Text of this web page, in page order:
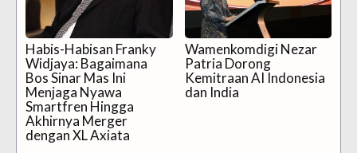
Habis-Habisan Franky
Widjaya: Bagaimana
Bos Sinar Mas Ini
Menjaga Nyawa
Smartfren Hingga
Akhirnya Merger
dengan XL Axiata
Wamenkomdigi Nezar
Patria Dorong
Kemitraan AI Indonesia
dan India